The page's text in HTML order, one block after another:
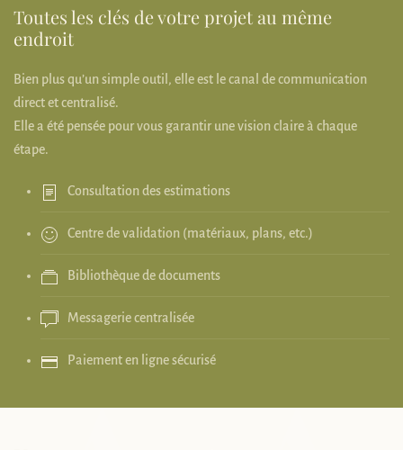
Toutes les clés de votre projet au même
endroit
Bien plus qu’un simple outil, elle est le canal de communication
direct et centralisé.
Elle a été pensée pour vous garantir une vision claire à chaque
étape.
Consultation des estimations
Centre de validation (matériaux, plans, etc.)
Bibliothèque de documents
Messagerie centralisée
Paiement en ligne sécurisé